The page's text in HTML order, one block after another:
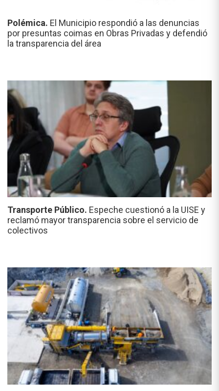
Polémica. El Municipio respondió a las denuncias
por presuntas coimas en Obras Privadas y defendió
la transparencia del área
Transporte Público. Espeche cuestionó a la UISE y
reclamó mayor transparencia sobre el servicio de
colectivos